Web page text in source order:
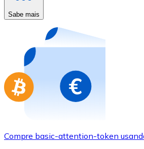
Ir para a loja de cartões-presente
Sabe mais
Compre basic-attention-token